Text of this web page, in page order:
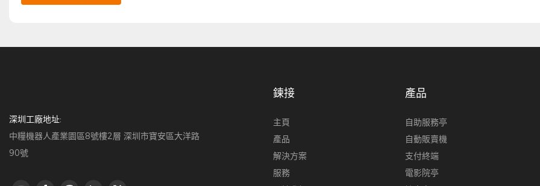
深圳工廠地址:
中糧機器人產業園區8號樓2層 深圳市寶安區大洋路
90號
鍊接
主頁
產品
解決方案
服務
產品
自助服務亭
自動販賣機
支付終端
電影院亭